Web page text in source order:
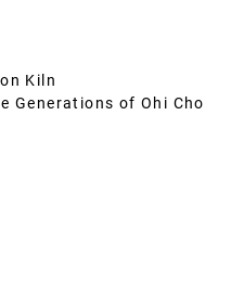
Kiln
Generations of Ohi Cho